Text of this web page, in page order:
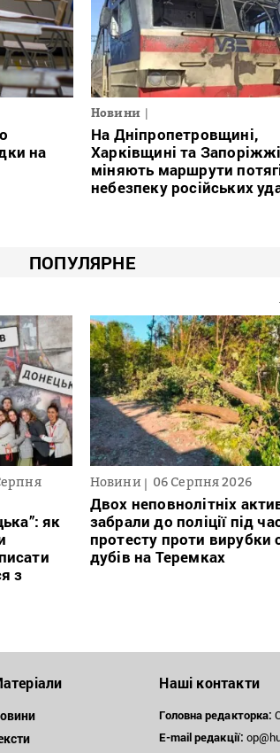
на
Новини
На Дніпропетровщині,
Харківщині та
міняють маршрути
небезпеку російських
ПОПУЛЯРНЕ
як
з
Новини 06 Серпня 2026
Двох неповнолітніх
забрали до поліції під
протесту проти вирубки
дубів на Теремках
Наші контакти
Головна редакторка:
E-mail редакції: